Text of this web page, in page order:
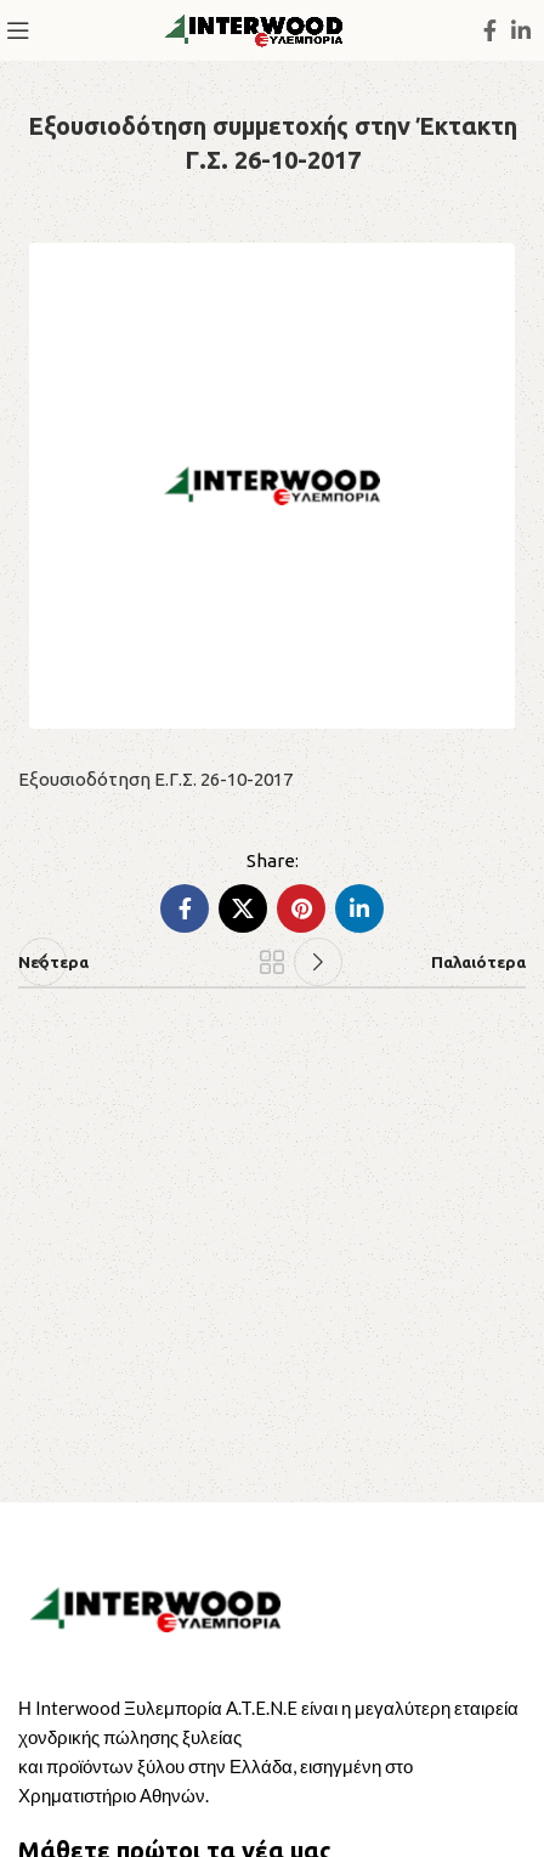
Εξουσιοδότηση συμμετοχής στην Έκτακτη
Γ.Σ. 26-10-2017
Εξουσιοδότηση Ε.Γ.Σ. 26-10-2017
Νεότερα Παλαιότερα
Η Interwood Ξυλεμπορία A.T.E.N.E είναι η μεγαλύτερη εταιρεία
χονδρικής πώλησης ξυλείας
και προϊόντων ξύλου στην Ελλάδα, εισηγμένη στο
Χρηματιστήριο Αθηνών.
Μάθετε πρώτοι τα νέα μας